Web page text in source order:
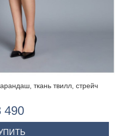
ткань твилл, стрейч
490